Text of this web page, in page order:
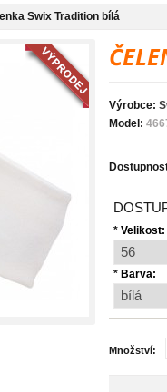
Swix Tradition bílá
Výrobce:
Model:
* Velikost:
* Barva:
Množství: